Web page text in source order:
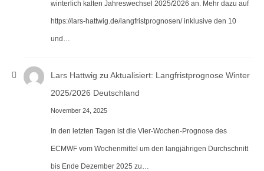
winterlich kalten Jahreswechsel 2025/2026 an. Mehr dazu auf
https://lars-hattwig.de/langfristprognosen/ inklusive den 10
und…
Lars Hattwig zu Aktualisiert: Langfristprognose Winter
2025/2026 Deutschland
November 24, 2025
In den letzten Tagen ist die Vier-Wochen-Prognose des
ECMWF vom Wochenmittel um den langjährigen Durchschnitt
bis Ende Dezember 2025 zu…